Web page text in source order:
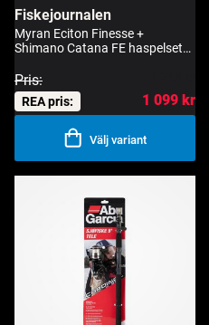
Fiskejournalen
Myran Eciton Finesse +
Shimano Catana FE haspelset
Pris:
REA pris:
1 099 kr
Välj variant